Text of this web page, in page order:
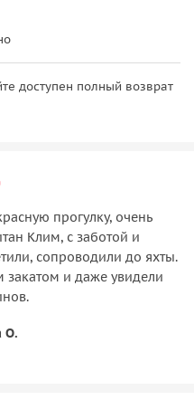
доступен полный возврат
прогулку, очень
Клим, с заботой и
сопроводили до яхты.
закатом и даже увидели
О.